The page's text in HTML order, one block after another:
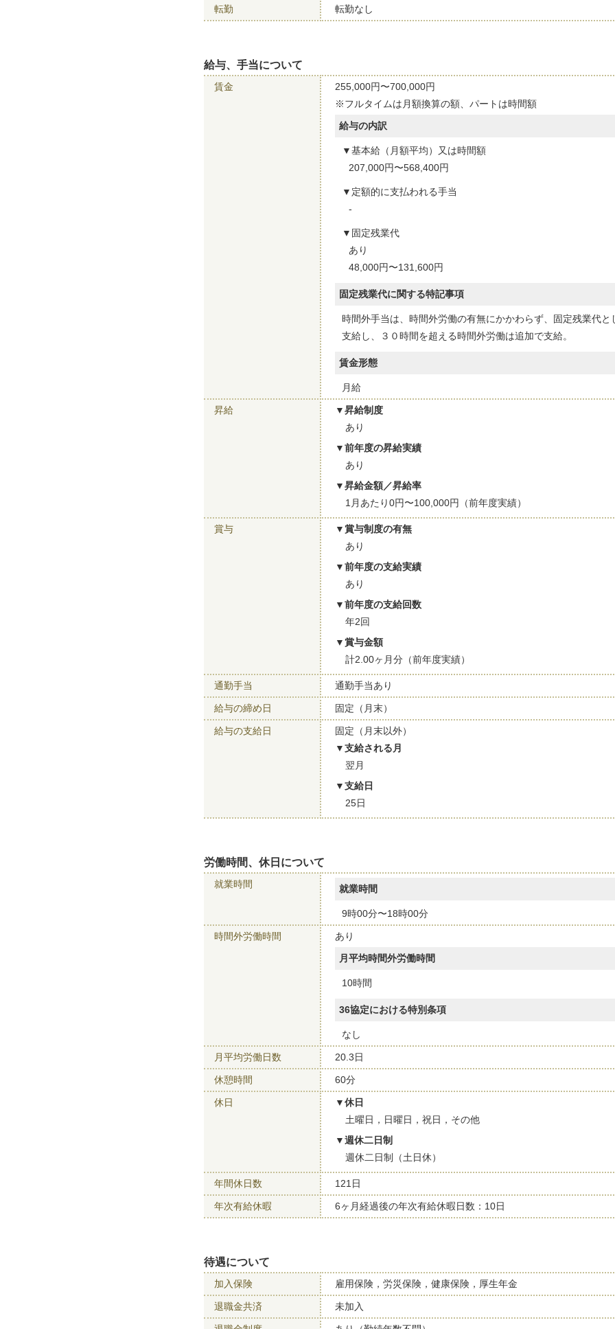
転勤 転勤なし
給与、手当について
賃金
255,000円〜700,000円
※フルタイムは月額換算の額、パートは時間額
給与の内訳
基本給（月額平均）又は時間額
207,000円〜568,400円
定額的に支払われる手当
-
固定残業代
あり
48,000円〜131,600円
固定残業代に関する特記事項
時間外手当は、時間外労働の有無にかかわらず、固定残業代と
支給し、３０時間を超える時間外労働は追加で支給。
賃金形態
月給
昇給
昇給制度
あり
前年度の昇給実績
あり
昇給金額／昇給率
1月あたり0円〜100,000円（前年度実績）
賞与
賞与制度の有無
あり
前年度の支給実績
あり
前年度の支給回数
年2回
賞与金額
計2.00ヶ月分（前年度実績）
通勤手当 通勤手当あり
給与の締め日 固定（月末）
給与の支給日
固定（月末以外）
支給される月
翌月
支給日
25日
労働時間、休日について
就業時間 就業時間
9時00分〜18時00分
時間外労働時間
あり
月平均時間外労働時間
10時間
36協定における特別条項
なし
月平均労働日数 20.3日
休憩時間 60分
休日
休日
土曜日，日曜日，祝日，その他
週休二日制
週休二日制（土日休）
年間休日数 121日
年次有給休暇 6ヶ月経過後の年次有給休暇日数：10日
待遇について
加入保険 雇用保険，労災保険，健康保険，厚生年金
退職金共済 未加入